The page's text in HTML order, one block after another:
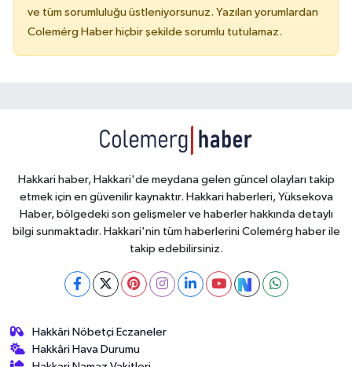
ve tüm sorumluluğu üstleniyorsunuz. Yazılan yorumlardan
Colemérg Haber hiçbir şekilde sorumlu tutulamaz.
Hakkari haber, Hakkari'de meydana gelen güncel olayları takip
etmek için en güvenilir kaynaktır. Hakkari haberleri, Yüksekova
Haber, bölgedeki son gelişmeler ve haberler hakkında detaylı
bilgi sunmaktadır. Hakkari'nin tüm haberlerini Colemérg haber ile
takip edebilirsiniz.
Hakkâri Nöbetçi Eczaneler
Hakkâri Hava Durumu